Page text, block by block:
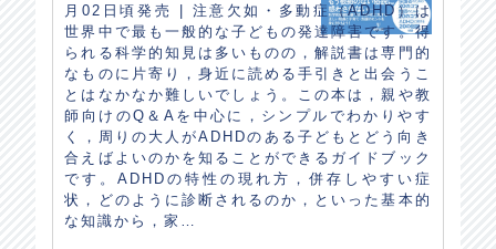
月02日頃発売 | 注意欠如・多動症（ADHD）は
世界中で最も一般的な子どもの発達障害です。得
られる科学的知見は多いものの，解説書は専門的
なものに片寄り，身近に読める手引きと出会うこ
とはなかなか難しいでしょう。この本は，親や教
師向けのQ＆Aを中心に，シンプルでわかりやす
く，周りの大人がADHDのある子どもとどう向き
合えばよいのかを知ることができるガイドブック
です。ADHDの特性の現れ方，併存しやすい症
状，どのように診断されるのか，といった基本的
な知識から，家…